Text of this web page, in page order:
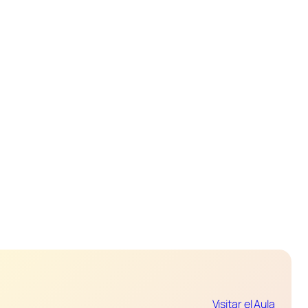
Visitar el Aula